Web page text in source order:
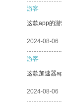
游客
这款app的游
2024-08-06
游客
这款加速器
2024-08-06